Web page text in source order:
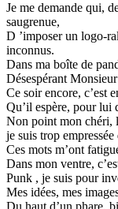
Je me demande qui,
saugrenue,
D ’imposer un logo-
inconnus.
Dans ma boîte de
Désespérant
Ce soir encore, c’est
Qu’il espère, pour lui
Non point mon chéri,
je suis trop
Ces mots m’ont
Dans mon ventre,
Punk , je suis pour
Mes idées, mes